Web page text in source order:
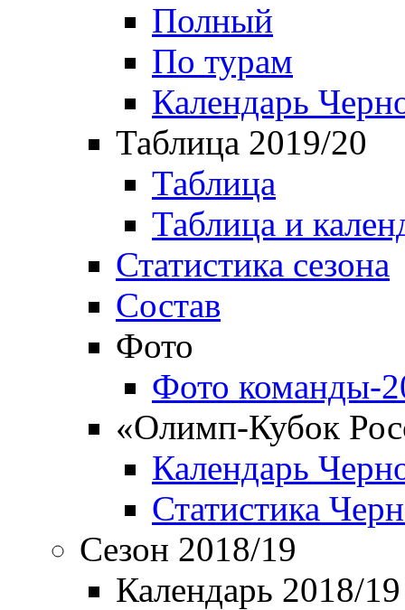
Полный
По турам
Календарь
Таблица 2019/20
Таблица
Таблица и
Статистика сезона
Состав
Фото
Фото команды-
«Олимп-Кубок
Календарь
Статистика
Сезон 2018/19
Календарь 2018/19